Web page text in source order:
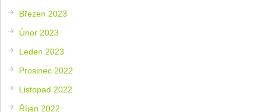
Březen 2023
Únor 2023
Leden 2023
Prosinec 2022
Listopad 2022
Říjen 2022